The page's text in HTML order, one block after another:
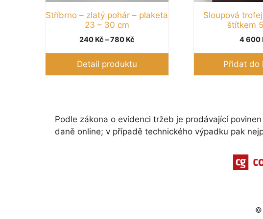
Stříbrno – zlatý pohár – plaketa
23 – 30 cm
240 Kč –780 KčRozpětí
až
Detail produktu
Sloupová
štítkem
4 600
Přidat do
Podle zákona o evidenci tržeb je prodávající
daně online; v případě technického výpadku pak
©